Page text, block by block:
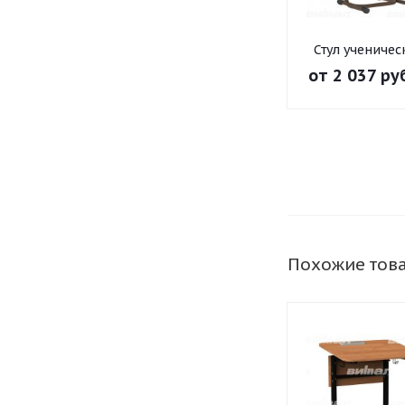
Стул
на круглой
от 2 037
Похожие